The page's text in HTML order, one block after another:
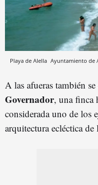
Playa de Alella Ayuntamiento de
A las afueras también
Governador, una finca
considerada uno de los
arquitectura ecléctica de